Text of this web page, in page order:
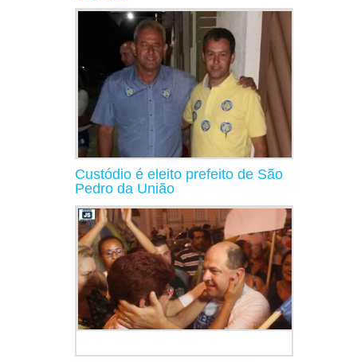
Custódio é eleito prefeito de São
Pedro da União